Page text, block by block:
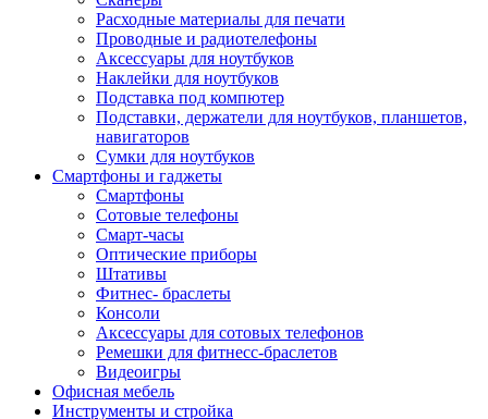
Расходные материалы для печати
Проводные и радиотелефоны
Аксессуары для ноутбуков
Наклейки для ноутбуков
Подставка под компютер
Подставки, держатели для ноутбуков, планшетов,
навигаторов
Сумки для ноутбуков
Смартфоны и гаджеты
Смартфоны
Сотовые телефоны
Смарт-часы
Оптические приборы
Штативы
Фитнес- браслеты
Консоли
Аксессуары для сотовых телефонов
Ремешки для фитнесс-браслетов
Видеоигры
Офисная мебель
Инструменты и стройка